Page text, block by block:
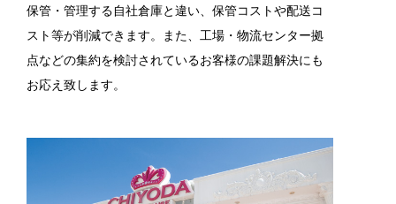
保管・管理する自社倉庫と違い、保管コストや配送コ
スト等が削減できます。また、工場・物流センター拠
点などの集約を検討されているお客様の課題解決にも
お応え致します。